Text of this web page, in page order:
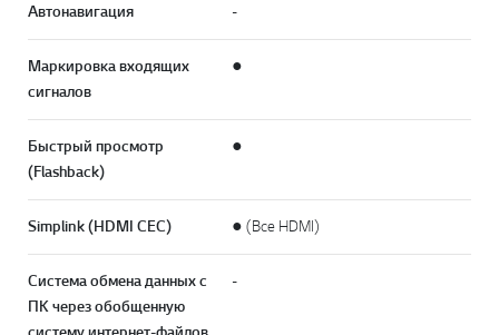
Автонавигация -
Маркировка входящих
сигналов
●
Быстрый просмотр
(Flashback)
●
Simplink (HDMI CEC) ● (Все HDMI)
Система обмена данных с
ПК через обобщенную
-